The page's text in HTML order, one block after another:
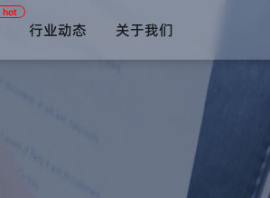
hot
行业动态 关于我们